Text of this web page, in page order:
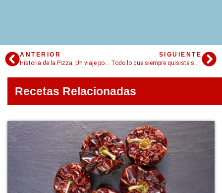
ANTERIOR
Historia de la Pizza: Un viaje por sus orígenes y sabores
SIGUIENTE
Todo lo que siempre quisiste saber sobre el Maki, un estilo de sushi
Recetas Relacionadas